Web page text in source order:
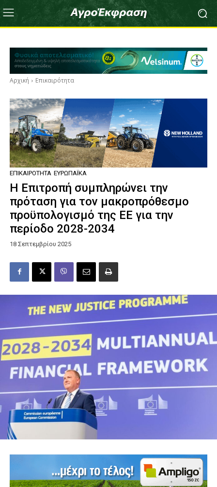
Αρχική Επικαιρότητα
ΕΠΙΚΑΙΡΌΤΗΤΑ ΕΥΡΩΠΑΪΚΆ
Η Επιτροπή συμπληρώνει την
πρόταση για τον μακροπρόθεσμο
προϋπολογισμό της ΕΕ για την
περίοδο 2028-2034
18 Σεπτεμβρίου 2025